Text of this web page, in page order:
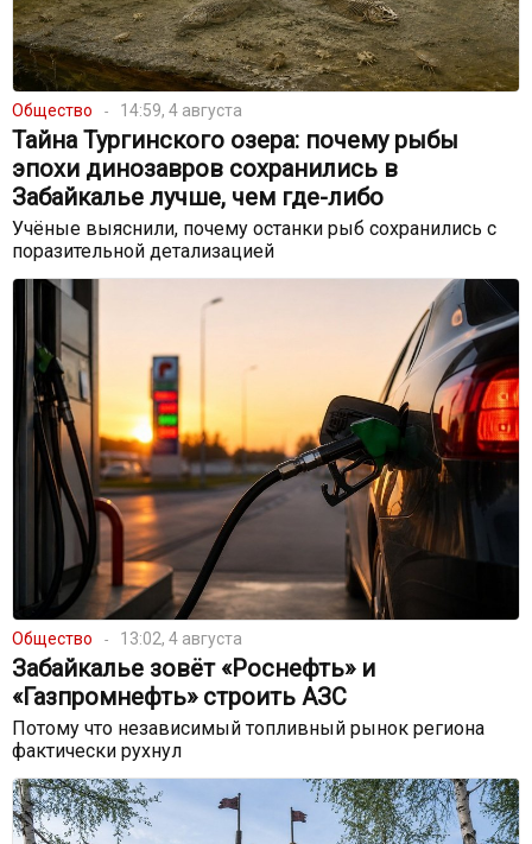
Общество 14:59, 4 августа
Тайна Тургинского озера: почему рыбы
эпохи динозавров сохранились в
Забайкалье лучше, чем где-либо
Учёные выяснили, почему останки рыб сохранились с
поразительной детализацией
Общество 13:02, 4 августа
Забайкалье зовёт «Роснефть» и
«Газпромнефть» строить АЗС
Потому что независимый топливный рынок региона
фактически рухнул